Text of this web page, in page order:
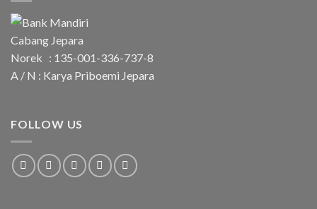
Norek : 135-001-336-737-8
A / N : Karya Priboemi Jepara
FOLLOW US